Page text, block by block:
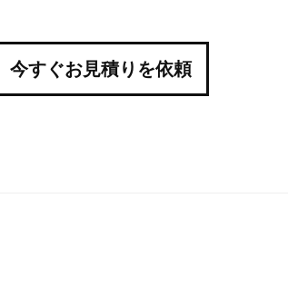
今すぐお見積りを依頼